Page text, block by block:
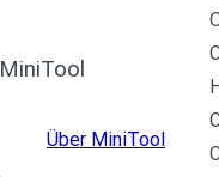
MiniTool
Über MiniTool